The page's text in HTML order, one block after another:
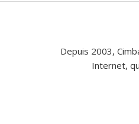
Depuis 2003,
Internet,